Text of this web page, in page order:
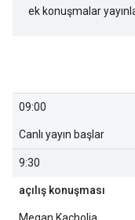
ek konuşmalar
09:00
Canlı yayın başlar
9:30
açılış konuşması